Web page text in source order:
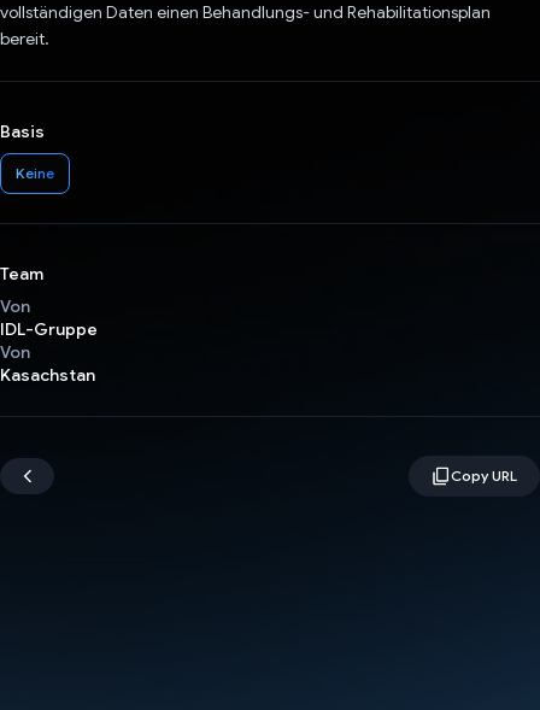
vollständigen Daten einen Behandlungs- und Rehabilitationsplan
bereit.
Basis
Keine
Team
Von
IDL-Gruppe
Von
Kasachstan